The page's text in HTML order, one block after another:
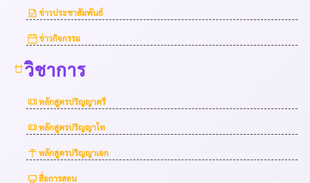
ข่าวประชาสัมพันธ์
ข่าวกิจกรรม
วิชาการ
หลักสูตรปริญญาตรี
หลักสูตรปริญญาโท
หลักสูตรปริญญาเอก
สื่อการสอน